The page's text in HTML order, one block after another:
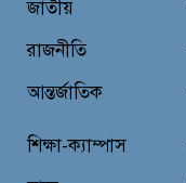
জাতীয়
রাজনীতি
আন্তর্জাতিক
শিক্ষা-ক্যাম্পাস